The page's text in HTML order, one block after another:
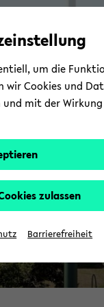
um die
wir Cookies und
und mit der
zulassen
Barrierefreiheit